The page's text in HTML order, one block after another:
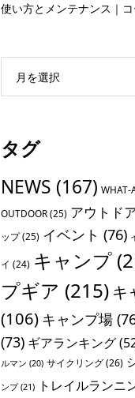
使い方とメンテナンス｜
月を選択
タグ
NEWS (167) WHAT-
OUTDOOR(25) アウトド
ップ(25) イベント (76)
イ (24) キャンプ
プギア (215) キ
(106) キャンプ場
(73) ギアランキング
ルマン (20) サイクリング(26)
ンプ(21) トレイルランニ